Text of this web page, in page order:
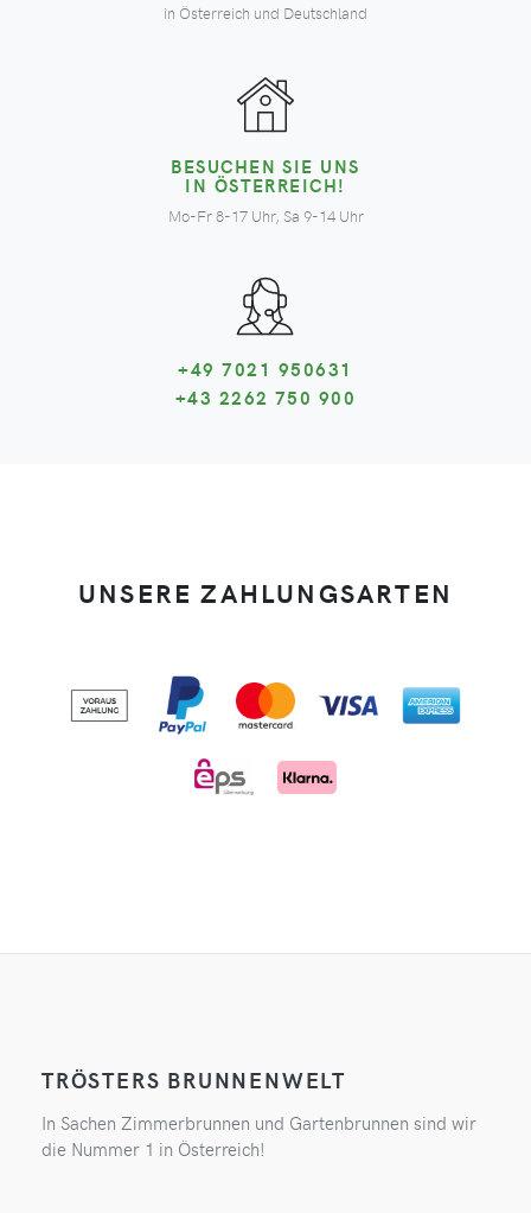
in Österreich und Deutschland
BESUCHEN SIE UNS
IN ÖSTERREICH!
Mo-Fr 8-17 Uhr, Sa 9-14 Uhr
+49 7021 950631
+43 2262 750 900
UNSERE ZAHLUNGSARTEN
TRÖSTERS BRUNNENWELT
In Sachen Zimmerbrunnen und Gartenbrunnen sind wir
die Nummer 1 in Österreich!